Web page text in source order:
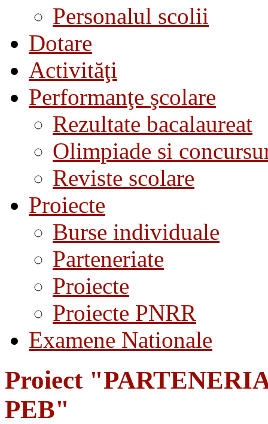
Personalul scolii
Dotare
Activităţi
Performanţe şcolare
Rezultate bacalaureat
Olimpiade si
Reviste scolare
Proiecte
Burse individuale
Parteneriate
Proiecte
Proiecte PNRR
Examene Nationale
Proiect
PEB"